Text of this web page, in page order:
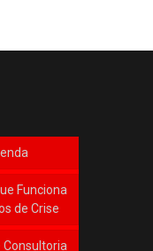
Funciona
de Crise
Consultoria